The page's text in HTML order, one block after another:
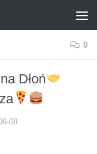
0
Dłoń
08